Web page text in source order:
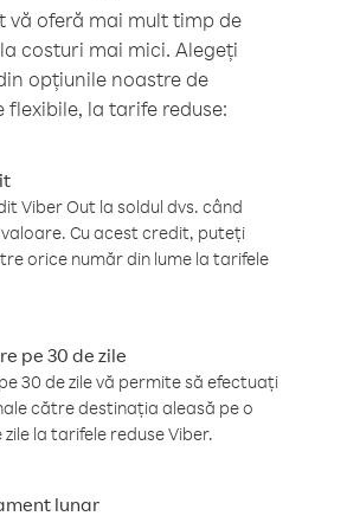
vă oferă mai mult timp de
costuri mai mici. Alegeți
opțiunile noastre de
flexibile, la tarife reduse:
Viber Out la soldul dvs. când
Cu acest credit, puteți
orice număr din lume la tarifele
pe 30 de zile
30 de zile vă permite să efectuați
către destinația aleasă pe o
la tarifele reduse Viber.
lunar